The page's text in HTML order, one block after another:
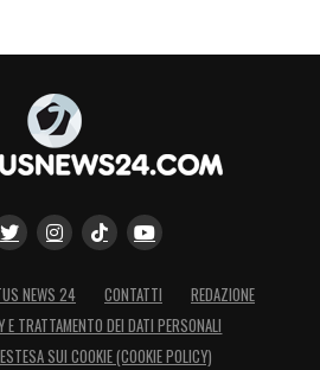
NEWS 24 CONTATTI
REDAZIONE
E TRATTAMENTO DEI DATI PERSONALI
SUI COOKIE (COOKIE POLICY)